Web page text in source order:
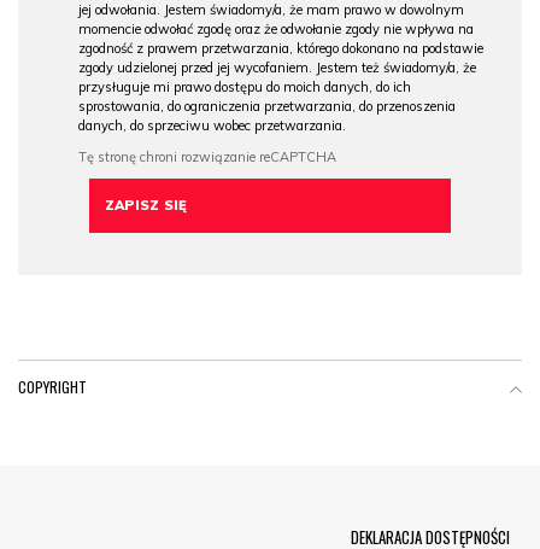
jej odwołania. Jestem świadomy/a, że mam prawo w dowolnym
momencie odwołać zgodę oraz że odwołanie zgody nie wpływa na
zgodność z prawem przetwarzania, którego dokonano na podstawie
zgody udzielonej przed jej wycofaniem. Jestem też świadomy/a, że
przysługuje mi prawo dostępu do moich danych, do ich
sprostowania, do ograniczenia przetwarzania, do przenoszenia
danych, do sprzeciwu wobec przetwarzania.
COPYRIGHT
DEKLARACJA DOSTĘPNOŚCI